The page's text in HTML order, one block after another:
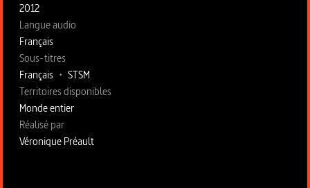
2012
Langue audio
Français
Sous-titres
Français • STSM
Territoires disponibles
Monde entier
Fiche technique section droite
Réalisé par
Véronique Préault